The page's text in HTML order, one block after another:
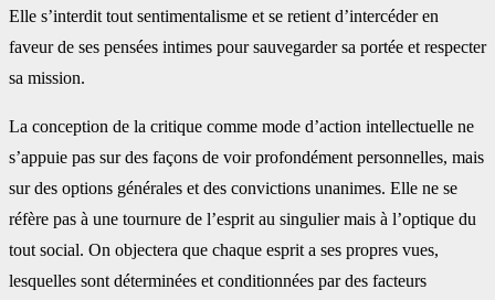
Elle s’interdit tout sentimentalisme et se retient d’intercéder en
faveur de ses pensées intimes pour sauvegarder sa portée et respecter
sa mission.
La conception de la critique comme mode d’action intellectuelle ne
s’appuie pas sur des façons de voir profondément personnelles, mais
sur des options générales et des convictions unanimes. Elle ne se
réfère pas à une tournure de l’esprit au singulier mais à l’optique du
tout social. On objectera que chaque esprit a ses propres vues,
lesquelles sont déterminées et conditionnées par des facteurs